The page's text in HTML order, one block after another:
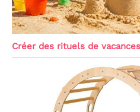
Créer des rituels de